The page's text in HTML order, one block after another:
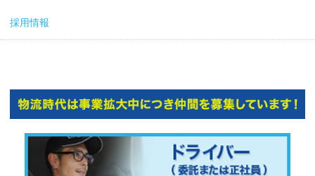
採用情報